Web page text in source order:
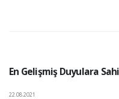
En Gelişmiş Duyulara
22.08.2021